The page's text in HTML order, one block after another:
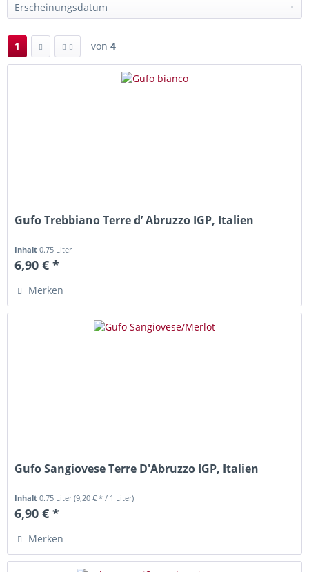
1 von 4
Gufo Trebbiano Terre d’ Abruzzo IGP, Italien
Inhalt0.75 Liter
6,90 € *
Merken
Gufo Sangiovese Terre D'Abruzzo IGP, Italien
Inhalt0.75 Liter(9,20 € * / 1 Liter)
6,90 € *
Merken